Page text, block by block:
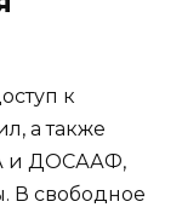
к
а также
и ДОСААФ,
В свободное